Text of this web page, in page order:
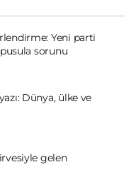
Yeni parti
pusula sorunu
Dünya, ülke ve
gelen